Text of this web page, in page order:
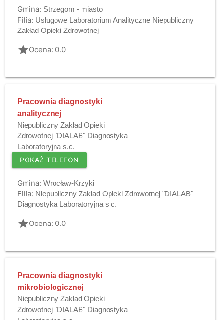
Gmina: Strzegom - miasto
Filia: Usługowe Laboratorium Analityczne Niepubliczny
Zakład Opieki Zdrowotnej
gradeOcena: 0.0
Pracownia diagnostyki
analitycznej
Niepubliczny Zakład Opieki
Zdrowotnej "DIALAB" Diagnostyka
Laboratoryjna s.c.
POKAŻ TELEFON
Gmina: Wrocław-Krzyki
Filia: Niepubliczny Zakład Opieki Zdrowotnej "DIALAB"
Diagnostyka Laboratoryjna s.c.
gradeOcena: 0.0
Pracownia diagnostyki
mikrobiologicznej
Niepubliczny Zakład Opieki
Zdrowotnej "DIALAB" Diagnostyka